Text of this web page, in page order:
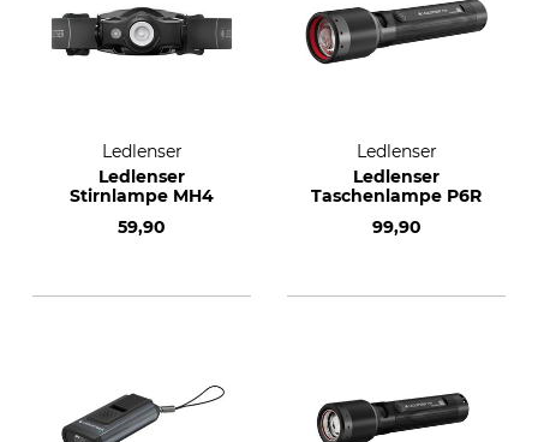
Ledlenser
Ledlenser
Stirnlampe MH4
59,90
Ledlenser
Ledlenser
Taschenlampe P6R
99,90